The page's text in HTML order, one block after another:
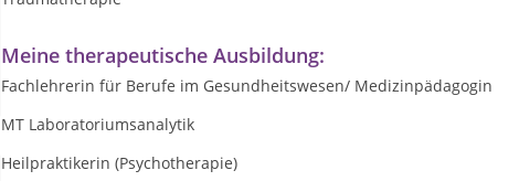
Meine therapeutische Ausbildung:
Fachlehrerin für Berufe im Gesundheitswesen/ Medizinpädagogin
MT Laboratoriumsanalytik
Heilpraktikerin (Psychotherapie)